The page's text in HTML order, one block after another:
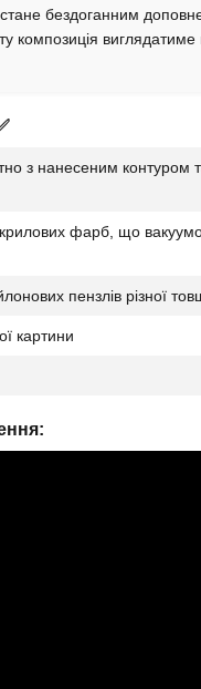
бездоганним
композиція
з нанесеним контуром
фарб, що
пензлів різної
картини